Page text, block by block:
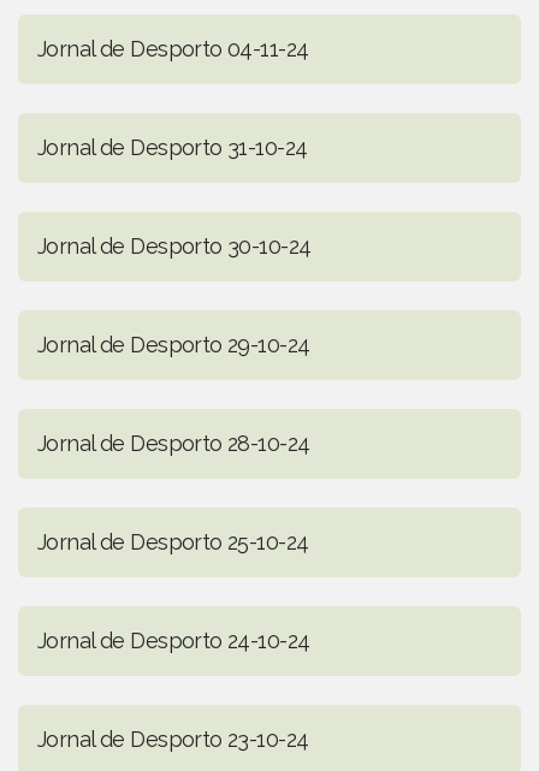
Jornal de Desporto 04-11-24
Jornal de Desporto 31-10-24
Jornal de Desporto 30-10-24
Jornal de Desporto 29-10-24
Jornal de Desporto 28-10-24
Jornal de Desporto 25-10-24
Jornal de Desporto 24-10-24
Jornal de Desporto 23-10-24